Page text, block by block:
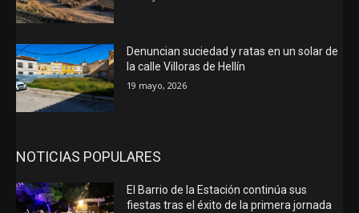
Denuncian suciedad y ratas en un solar de
la calle Villoras de Hellín
19 mayo, 2026
NOTICIAS POPULARES
El Barrio de la Estación continúa sus
fiestas tras el éxito de la primera jornada